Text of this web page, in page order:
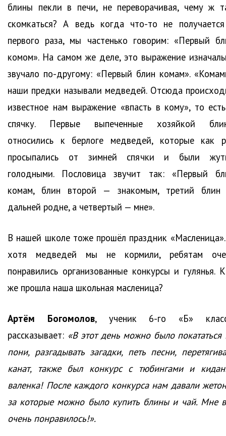
блины пекли в печи, не переворачивая, чему ж
скомкаться? А ведь когда что-то не
первого раза, мы частенько говорим: «Первый
комом». На самом же деле, это выражение
звучало по-другому: «Первый блин комам».
наши предки называли медведей. Отсюда
известное нам выражение «впасть в кому», то
спячку. Первые выпеченные хозяйкой
относились к берлоге медведей, которые как
просыпались от зимней спячки и были
голодными. Пословица звучит так: «Первый
комам, блин второй — знакомым, третий
дальней родне, а четвертый — мне».
В нашей школе тоже прошёл праздник
хотя медведей мы не кормили, ребятам
понравились организованные конкурсы и гулянья.
же прошла наша школьная масленица?
Артём Богомолов, ученик 6-го «Б»
рассказывает: «В этот день можно было покататься
пони, разгадывать загадки, петь песни,
канат, также был конкурс с тюбингами и
валенка! После каждого конкурса нам давали
за которые можно было купить блины и чай. Мне
очень понравилось!».